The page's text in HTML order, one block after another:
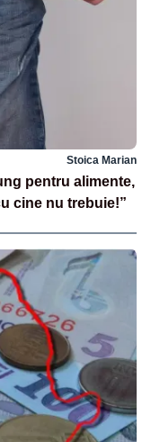
Stoica Marian
pentru alimente,
cine nu trebuie!”